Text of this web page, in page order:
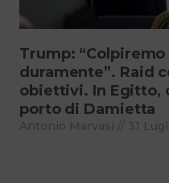
Trump: “Colpiremo
duramente”. Raid
obiettivi. In Egitto,
porto di Damietta
Antonio Marvasi 31